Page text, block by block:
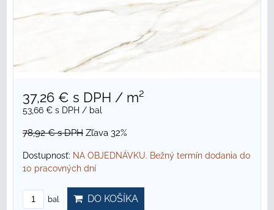
37,26 € s DPH / m²
53,66 € s DPH / bal
78,92 €s DPH Zľava 32%
Dostupnosť: NA OBJEDNÁVKU. Bežný termín dodania do
10 pracovných dní
bal DO KOŠÍKA